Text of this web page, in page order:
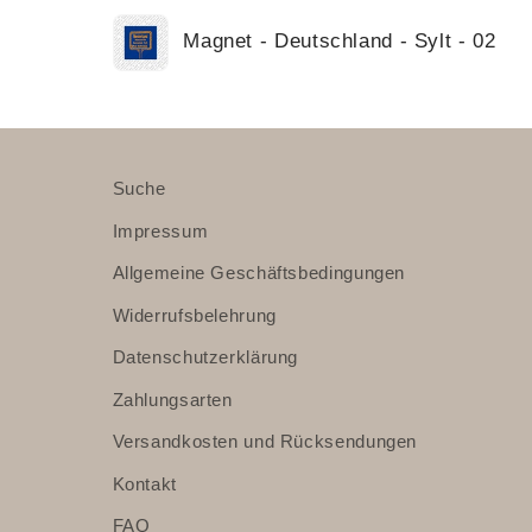
Dein
WarenkorbMagnet - Deutschland - Sylt - 02
Suche
Impressum
Allgemeine Geschäftsbedingungen
Widerrufsbelehrung
Datenschutzerklärung
Zahlungsarten
Versandkosten und Rücksendungen
Kontakt
FAQ